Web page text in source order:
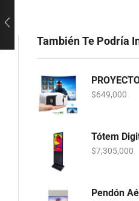
También Te Podría
$649,000
Tótem
$7,305,000
Pendón